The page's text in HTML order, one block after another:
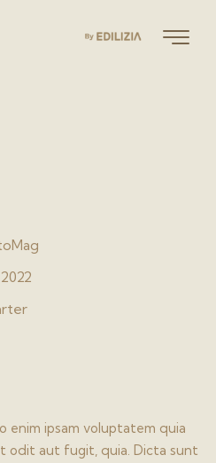
enim ipsam voluptatem quia
odit aut fugit, quia. Dicta sunt